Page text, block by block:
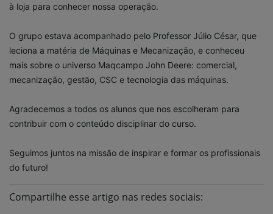
à loja para conhecer nossa operação.
O grupo estava acompanhado pelo Professor Júlio César, que
leciona a matéria de Máquinas e Mecanização, e conheceu
mais sobre o universo Maqcampo John Deere: comercial,
mecanização, gestão, CSC e tecnologia das máquinas.
Agradecemos a todos os alunos que nos escolheram para
contribuir com o conteúdo disciplinar do curso.
Seguimos juntos na missão de inspirar e formar os profissionais
do futuro!
Compartilhe esse artigo nas redes sociais: